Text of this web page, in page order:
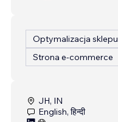
Optymalizacja sklepu
Strona e-commerce
JH, IN
English, हिन्दी